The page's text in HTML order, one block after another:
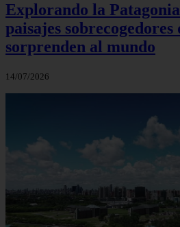
Explorando la
paisajes sobrecogedores
sorprenden al mundo
14/07/2026